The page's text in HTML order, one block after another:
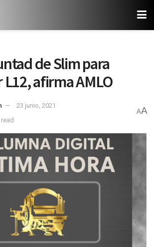
de Slim para
afirma AMLO
23 junio, 2021
AA